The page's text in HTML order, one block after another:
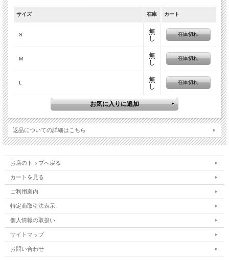
サイズ 在庫 カート
S
無
し
在庫切れ
M
無
し
在庫切れ
L
無
し
在庫切れ
返品についての詳細はこちら
お店のトップへ戻る
カートを見る
ご利用案内
特定商取引法表示
個人情報の取扱い
サイトマップ
お問い合わせ